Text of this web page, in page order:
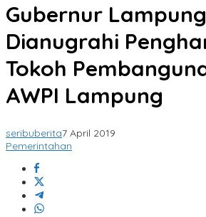
Gubernur Lampung
Dianugrahi
Tokoh
AWPI Lampung
seribuberita7 April 2019
Pemerintahan